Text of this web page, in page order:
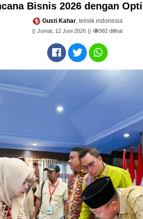
Bisnis 2026 dengan
Gusti Kahar, telisik indonesia
Jumat, 12 Juni 2026 382 dilihat